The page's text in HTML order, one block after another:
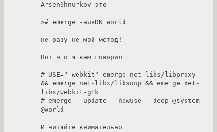
ArsenShnurkov это
># emerge -auvDN world
не разу не мой метод!
Вот что я вам говорил
# USE="-webkit" emerge net-libs/libproxy
&& emerge net-libs/libsoup && emerge net-
libs/webkit-gtk
# emerge --update --newuse --deep @system
@world
И читайте внимательно.